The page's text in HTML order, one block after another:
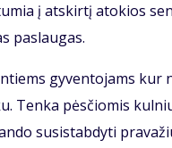
į at­skir­tį ato­kios
pa­slau­gas.
gy­ven­to­jams
Ten­ka pės­čio­mis
su­si­stab­dy­ti